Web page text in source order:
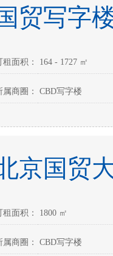
贸写字
租面积： 164 - 1727 ㎡
属商圈： CBD写字楼
京国贸
租面积： 1800 ㎡
属商圈： CBD写字楼